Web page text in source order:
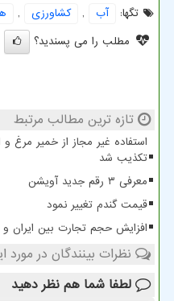
تگها:
آب , كشاورزی ,
مطلب را می پسندید؟
تازه ترین مطالب مرتبط
استفاده غیر مجاز از خمیر مرغ
تکذیب شد
معرفی ۳ رقم جدید آویشن
قیمت گندم تغییر نمود
افزایش حجم تجارت بین ایران و پاکستان
نظرات بینندگان در
لطفا شما هم نظر دهید